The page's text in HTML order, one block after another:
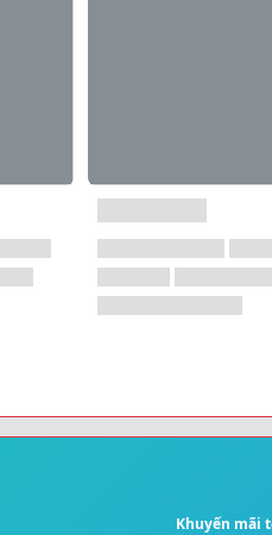
Khuyến mãi